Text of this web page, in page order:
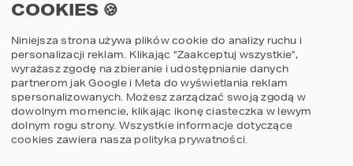
w palecie KAPSTADT - idzie jeszcze dalej.
ogranicza wnikanie wody w strukturę
dachówki i aktywnie utrudnia osadzanie się
kurzu i zanieczyszczeń na połaci.
Błyszczące wykończenie uwydatnia
kolorystykę i sprawia, że dach wygląda jak
nowy znacznie dłużej niż pokrycia bez tego
zabezpieczenia.
Jest też aspekt akustyczny, o którym
rzadko myśli się na etapie projektu, a który
COOKIES 🍪
Niniejsza strona używa plików cookie do analizy ruchu i
personalizacji reklam. Klikając “Zaakceptuj wszystkie”,
wyrażasz zgodę na zbieranie i udostępnianie danych
partnerom jak Google i Meta do wyświetlania reklam
spersonalizowanych. Możesz zarządzać swoją zgodą w
dowolnym momencie, klikając ikonę ciasteczka w lewym
dolnym rogu strony. Wszystkie informacje dotyczące
cookies zawiera nasza polityka prywatności.